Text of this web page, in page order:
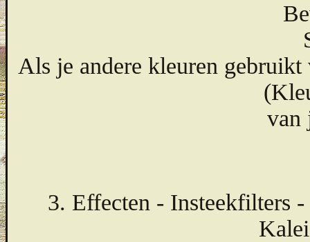
Als je andere kleuren
van
3. Effecten - Insteekfilters